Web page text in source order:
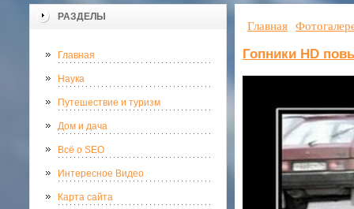
РАЗДЕЛЫ
Главная
Наука
Путешествие и туризм
Дом и дача
Всё о SEO
Интересное Видео
Карта сайта
Главная
Гопники HD